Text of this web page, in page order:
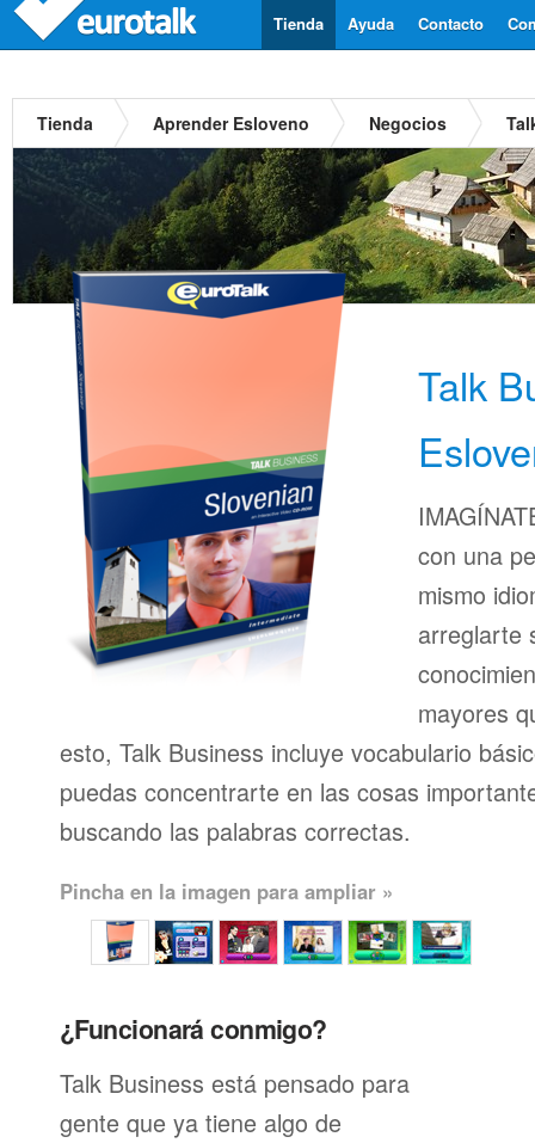
Contacto
Ayuda
Tienda
Tienda Aprender Esloveno Negocios
Talk
con una
mismo
arreglarte
mayores
esto, Talk Business incluye vocabulario
puedas concentrarte en las cosas
buscando las palabras correctas.
Pincha en la imagen para ampliar »
¿Funcionará conmigo?
Talk Business está pensado para
gente que ya tiene algo de